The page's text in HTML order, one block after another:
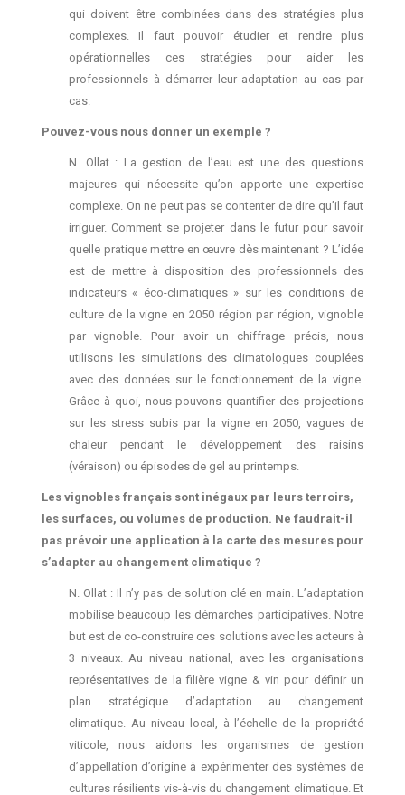
qui doivent être combinées dans des stratégies plus
complexes. Il faut pouvoir étudier et rendre plus
opérationnelles ces stratégies pour aider les
professionnels à démarrer leur adaptation au cas par
cas.
Pouvez-vous nous donner un exemple ?
N. Ollat : La gestion de l’eau est une des questions
majeures qui nécessite qu’on apporte une expertise
complexe. On ne peut pas se contenter de dire qu’il faut
irriguer. Comment se projeter dans le futur pour savoir
quelle pratique mettre en œuvre dès maintenant ? L’idée
est de mettre à disposition des professionnels des
indicateurs « éco-climatiques » sur les conditions de
culture de la vigne en 2050 région par région, vignoble
par vignoble. Pour avoir un chiffrage précis, nous
utilisons les simulations des climatologues couplées
avec des données sur le fonctionnement de la vigne.
Grâce à quoi, nous pouvons quantifier des projections
sur les stress subis par la vigne en 2050, vagues de
chaleur pendant le développement des raisins
(véraison) ou épisodes de gel au printemps.
Les vignobles français sont inégaux par leurs terroirs,
les surfaces, ou volumes de production. Ne faudrait-il
pas prévoir une application à la carte des mesures pour
s’adapter au changement climatique ?
N. Ollat : Il n’y pas de solution clé en main. L’adaptation
mobilise beaucoup les démarches participatives. Notre
but est de co-construire ces solutions avec les acteurs à
3 niveaux. Au niveau national, avec les organisations
représentatives de la filière vigne & vin pour définir un
plan stratégique d’adaptation au changement
climatique. Au niveau local, à l’échelle de la propriété
viticole, nous aidons les organismes de gestion
d’appellation d’origine à expérimenter des systèmes de
cultures résilients vis-à-vis du changement climatique. Et